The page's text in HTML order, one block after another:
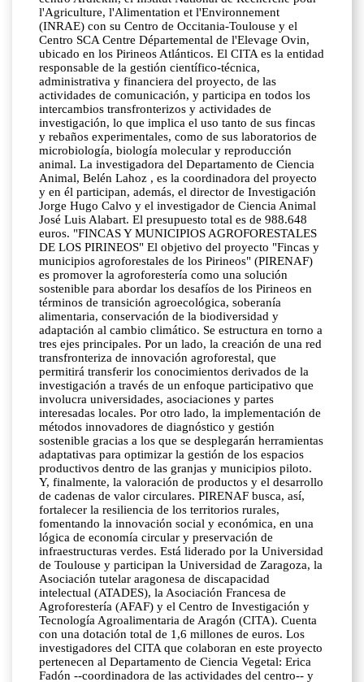
l'Agriculture, l'Alimentation et l'Environnement
(INRAE) con su Centro de Occitania-Toulouse y el
Centro SCA Centre Départemental de l'Elevage Ovin,
ubicado en los Pirineos Atlánticos. El CITA es la entidad
responsable de la gestión científico-técnica,
administrativa y financiera del proyecto, de las
actividades de comunicación, y participa en todos los
intercambios transfronterizos y actividades de
investigación, lo que implica el uso tanto de sus fincas
y rebaños experimentales, como de sus laboratorios de
microbiología, biología molecular y reproducción
animal. La investigadora del Departamento de Ciencia
Animal, Belén Lahoz , es la coordinadora del proyecto
y en él participan, además, el director de Investigación
Jorge Hugo Calvo y el investigador de Ciencia Animal
José Luis Alabart. El presupuesto total es de 988.648
euros. "FINCAS Y MUNICIPIOS AGROFORESTALES
DE LOS PIRINEOS" El objetivo del proyecto "Fincas y
municipios agroforestales de los Pirineos" (PIRENAF)
es promover la agroforestería como una solución
sostenible para abordar los desafíos de los Pirineos en
términos de transición agroecológica, soberanía
alimentaria, conservación de la biodiversidad y
adaptación al cambio climático. Se estructura en torno a
tres ejes principales. Por un lado, la creación de una red
transfronteriza de innovación agroforestal, que
permitirá transferir los conocimientos derivados de la
investigación a través de un enfoque participativo que
involucra universidades, asociaciones y partes
interesadas locales. Por otro lado, la implementación de
métodos innovadores de diagnóstico y gestión
sostenible gracias a los que se desplegarán herramientas
adaptativas para optimizar la gestión de los espacios
productivos dentro de las granjas y municipios piloto.
Y, finalmente, la valoración de productos y el desarrollo
de cadenas de valor circulares. PIRENAF busca, así,
fortalecer la resiliencia de los territorios rurales,
fomentando la innovación social y económica, en una
lógica de economía circular y preservación de
infraestructuras verdes. Está liderado por la Universidad
de Toulouse y participan la Universidad de Zaragoza, la
Asociación tutelar aragonesa de discapacidad
intelectual (ATADES), la Asociación Francesa de
Agroforestería (AFAF) y el Centro de Investigación y
Tecnología Agroalimentaria de Aragón (CITA). Cuenta
con una dotación total de 1,6 millones de euros. Los
investigadores del CITA que colaboran en este proyecto
pertenecen al Departamento de Ciencia Vegetal: Erica
Fadón --coordinadora de las actividades del centro-- y